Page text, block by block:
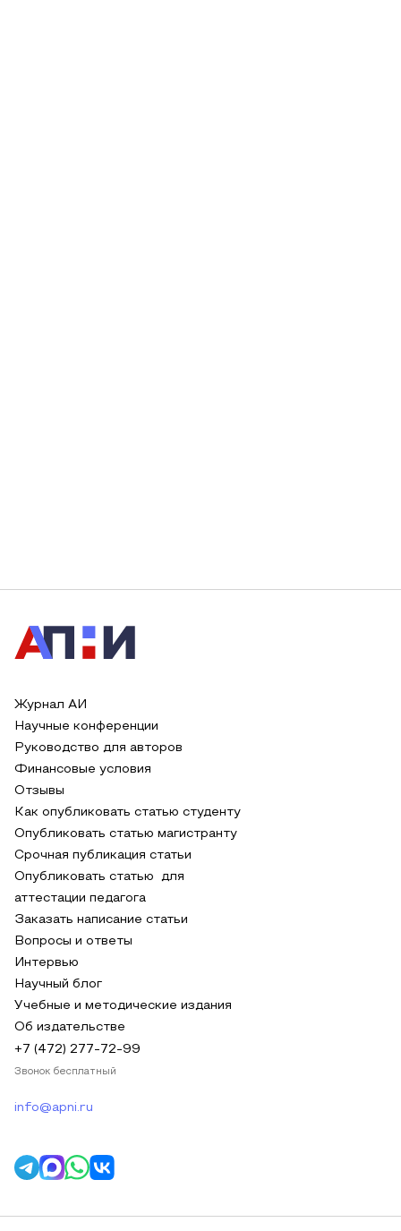
Журнал АИ
Научные конференции
Руководство для авторов
Финансовые условия
Отзывы
Как опубликовать статью студенту
Опубликовать статью магистранту
Срочная публикация статьи
Опубликовать статью для
аттестации педагога
Заказать написание статьи
Вопросы и ответы
Интервью
Научный блог
Учебные и методические издания
Об издательстве
+7 (472) 277-72-99
Звонок бесплатный
info@apni.ru